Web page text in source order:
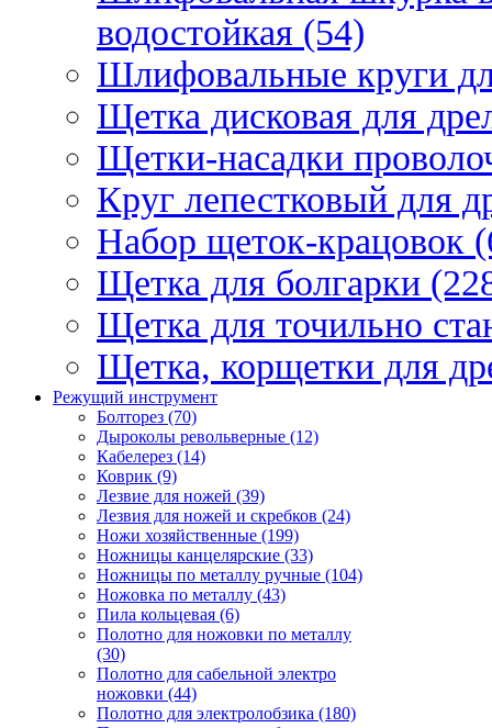
водостойкая (54)
Шлифовальные круги
Щетка дисковая для
Щетки-насадки
Круг лепестковый для
Набор щеток-крацовок
Щетка для болгарки
Щетка для точильно
Щетка, корщетки для
Режущий инструмент
Болторез (70)
Дыроколы револьверные (12)
Кабелерез (14)
Коврик (9)
Лезвие для ножей (39)
Лезвия для ножей и скребков (24)
Ножи хозяйственные (199)
Ножницы канцелярские (33)
Ножницы по металлу ручные (104)
Ножовка по металлу (43)
Пила кольцевая (6)
Полотно для ножовки по металлу
(30)
Полотно для сабельной электро
ножовки (44)
Полотно для электролобзика (180)